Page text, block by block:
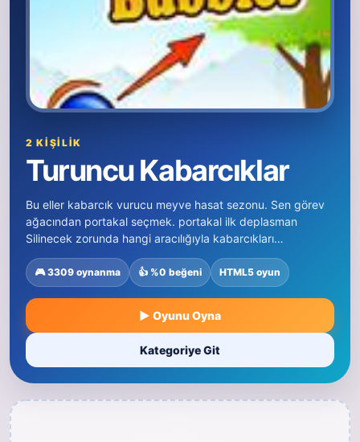
2 KIŞILIK
Turuncu Kabarcıklar
Bu eller kabarcık vurucu meyve hasat sezonu. Sen görev
ağacından portakal seçmek. portakal ilk deplasman
Silinecek zorunda hangi aracılığıyla kabarcıkları…
🎮 3309 oynanma 👍 %0 beğeni HTML5 oyun
▶ Oyunu Oyna
Kategoriye Git